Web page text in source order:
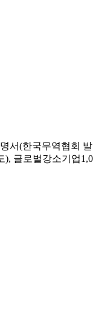
서(한국무역협회
글로벌강소기업